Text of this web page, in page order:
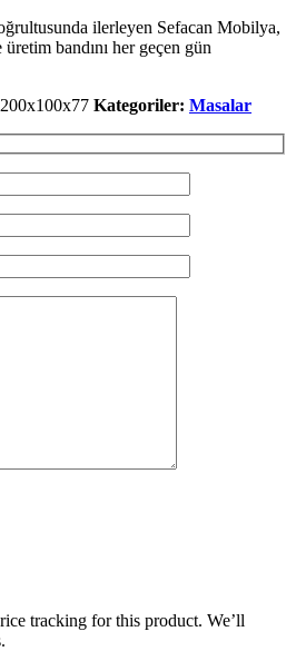
ilerleyen Sefacan Mobilya,
bandını her geçen gün
200x100x77 Kategoriler: Masalar
tracking for this product. We’ll